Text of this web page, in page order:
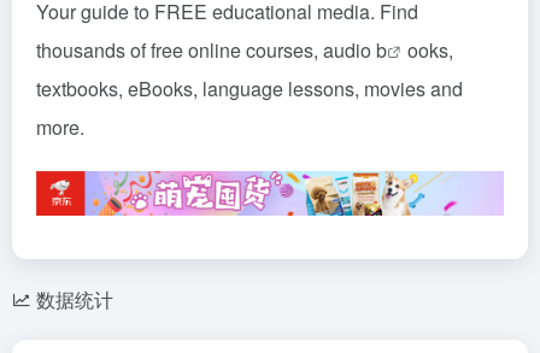
Your guide to FREE educational media. Find
thousands of free online courses, audio b
ooks,
textbooks, eBooks, language lessons, movies and
more.
数据统计